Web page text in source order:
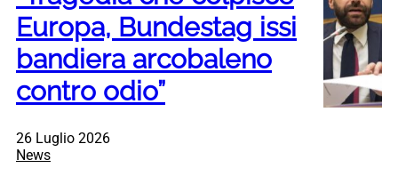
Europa, Bundestag issi
bandiera arcobaleno
contro odio”
26 Luglio 2026
News